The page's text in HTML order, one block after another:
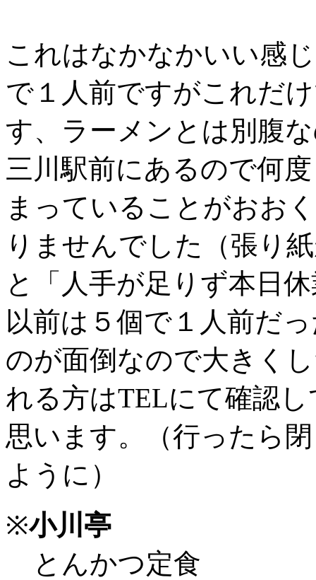
これはなかなかいい感
で１人前ですがこれだ
す、ラーメンとは別腹
三川駅前にあるので何
まっていることがおお
りませんでした（張り
と「人手が足りず本日
以前は５個で１人前だ
のが面倒なので大きく
れる方はTELにて確認
思います。（行ったら
ように）
※小川亭
とんかつ定食